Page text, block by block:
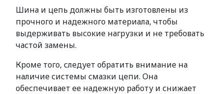
Шина и цепь должны быть изготовлены из
прочного и надежного материала, чтобы
выдерживать высокие нагрузки и не требовать
частой замены.
Кроме того, следует обратить внимание на
наличие системы смазки цепи. Она
обеспечивает ее надежную работу и снижает